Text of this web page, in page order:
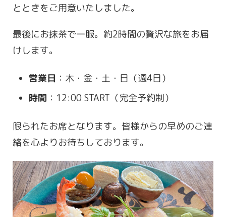
とときをご用意いたしました。
最後にお抹茶で一服。約2時間の贅沢な旅をお届
けします。
営業日 ：木・金・土・日（週4日）
時間 ：12:00 START（完全予約制）
限られたお席となります。皆様からの早めのご連
絡を心よりお待ちしております。